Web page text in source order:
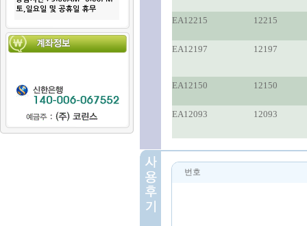
EA12215 12215
EA12197 12197
EA12150 12150
EA12093 12093
번호